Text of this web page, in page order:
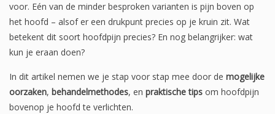
voor. Eén van de minder besproken varianten is pijn boven op
het hoofd – alsof er een drukpunt precies op je kruin zit. Wat
betekent dit soort hoofdpijn precies? En nog belangrijker: wat
kun je eraan doen?
In dit artikel nemen we je stap voor stap mee door de mogelijke
oorzaken, behandelmethodes, en praktische tips om hoofdpijn
bovenop je hoofd te verlichten.